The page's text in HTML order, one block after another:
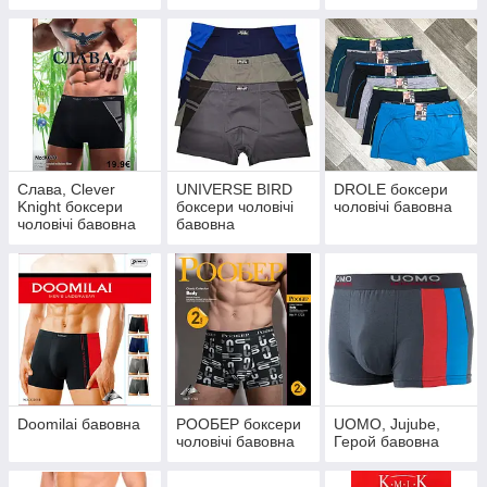
Слава, Clever
Knight боксери
чоловічі бавовна
UNIVERSE BIRD
боксери чоловічі
бавовна
DROLE боксери
чоловічі бавовна
Doomilai бавовна
РООБЕР боксери
чоловічі бавовна
UOMO, Jujube,
Герой бавовна